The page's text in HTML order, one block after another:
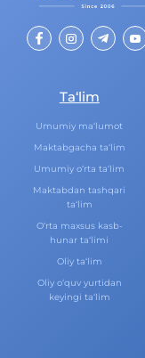
Ta‘lim
Umumiy ma‘lumot
Maktabgacha ta‘lim
Umumiy o‘rta ta‘lim
Maktabdan tashqari
ta‘lim
O‘rta maxsus kasb-
hunar ta‘limi
Oliy ta‘lim
Oliy o‘quv yurtidan
keyingi ta‘lim